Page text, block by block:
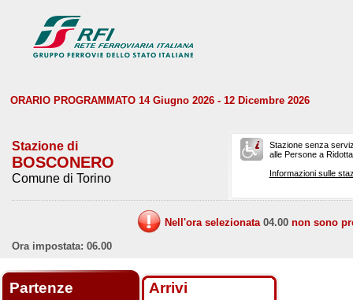
ORARIO PROGRAMMATO 14 Giugno 2026 - 12 Dicembre 2026
Stazione di
BOSCONERO
Comune di Torino
Stazione senza
alle Persone a
Informazioni sulle
Nell'ora selezionata 04.00 non sono
Ora impostata: 06.00
Partenze Arrivi